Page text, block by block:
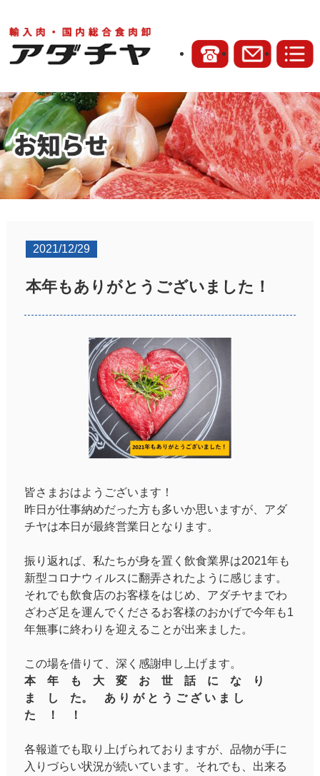
2021/12/29
本年もありがとうございました！
皆さまおはようございます！
昨日が仕事納めだった方も多いか思いますが、アダ
チヤは本日が最終営業日となります。
振り返れば、私たちが身を置く飲食業界は2021年も
新型コロナウィルスに翻弄されたように感じます。
それでも飲食店のお客様をはじめ、アダチヤまでわ
ざわざ足を運んでくださるお客様のおかげで今年も1
年無事に終わりを迎えることが出来ました。
この場を借りて、深く感謝申し上げます。
本 年 も 大 変 お 世 話 に な り
ま し た。 あ り が と う ご ざ い ま し
た ！ ！
各報道でも取り上げられておりますが、品物が手に
入りづらい状況が続いています。それでも、出来る